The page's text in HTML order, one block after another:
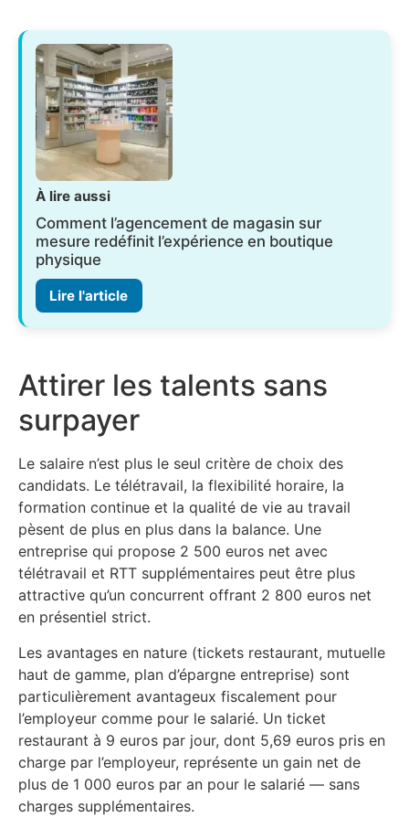
À lire aussi
Comment l’agencement de magasin sur
mesure redéfinit l’expérience en boutique
physique
Lire l'article
Attirer les talents sans
surpayer
Le salaire n’est plus le seul critère de choix des
candidats. Le télétravail, la flexibilité horaire, la
formation continue et la qualité de vie au travail
pèsent de plus en plus dans la balance. Une
entreprise qui propose 2 500 euros net avec
télétravail et RTT supplémentaires peut être plus
attractive qu’un concurrent offrant 2 800 euros net
en présentiel strict.
Les avantages en nature (tickets restaurant, mutuelle
haut de gamme, plan d’épargne entreprise) sont
particulièrement avantageux fiscalement pour
l’employeur comme pour le salarié. Un ticket
restaurant à 9 euros par jour, dont 5,69 euros pris en
charge par l’employeur, représente un gain net de
plus de 1 000 euros par an pour le salarié — sans
charges supplémentaires.